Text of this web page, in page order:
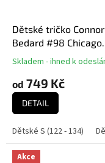
Dětské tričko Connor
Bedard #98 Chicago
Blackhawks NHL
Name & Number
Průměrné
produktu
je
5,0
5
hvězdiček.
Skladem - ihned k
od 749 Kč
DETAIL
Dětské S (122 - 134)
Akce